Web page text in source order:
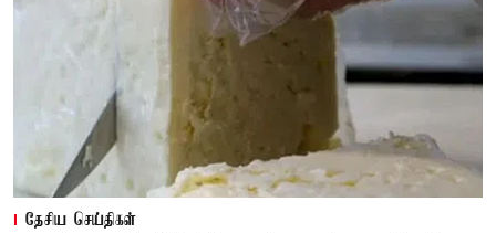
தேசிய செய்திகள்